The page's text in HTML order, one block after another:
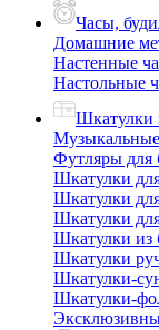
Часы,
Домашние
Настенные
Настольные
Шкатулки
Футляры для
Шкатулки
Шкатулки
Шкатулки
Шкатулки из
Шкатулки
Шкатулки-
Шкатулки-